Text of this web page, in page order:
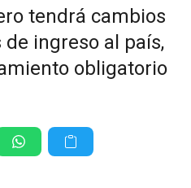
tendrá cambios
ingreso al país,
obligatorio